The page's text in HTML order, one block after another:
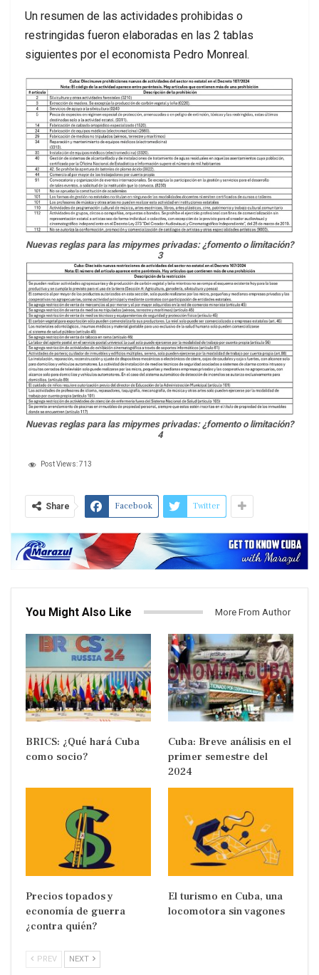
Un resumen de las actividades prohibidas o
restringidas fueron elaboradas en las 2 tablas
siguientes por el economista Pedro Monreal.
Nuevas reglas para las mipymes privadas: ¿fomento o limitación?
3
Nuevas reglas para las mipymes privadas: ¿fomento o limitación?
4
Post Views:713
Share Facebook Twitter
You Might Also Like More From Author
BRICS: ¿Qué hará Cuba
como socio?
Cuba: Breve análisis en el
primer semestre del
2024
Precios topados y
economía de guerra
¿contra quién?
El turismo en Cuba, una
locomotora sin vagones
PREV NEXT